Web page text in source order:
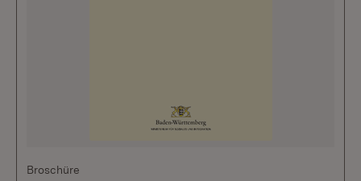
Broschüre